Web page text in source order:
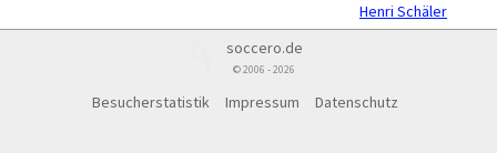
Henri Schäler
soccero.de
© 2006 - 2026
Besucherstatistik Impressum Datenschutz